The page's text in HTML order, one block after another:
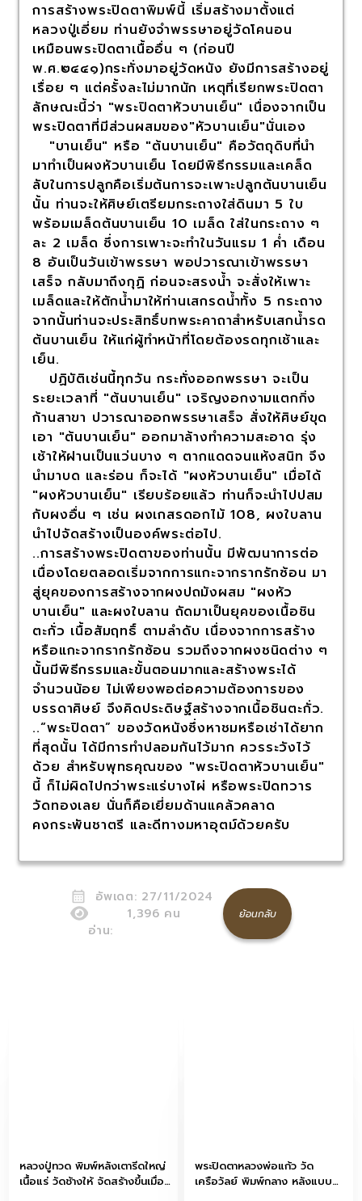
การสร้างพระปิดตาพิมพ์นี้ เริ่มสร้างมาตั้งแต่
หลวงปู่เอี่ยม ท่านยังจำพรรษาอยู่วัดโคนอน
เหมือนพระปิดตาเนื้ออื่น ๆ (ก่อนปี
พ.ศ.๒๔๔๑)กระทั่งมาอยู่วัดหนัง ยังมีการสร้างอยู่
เรื่อย ๆ แต่ครั้งละไม่มากนัก เหตุที่เรียกพระปิดตา
ลักษณะนี้ว่า "พระปิดตาหัวบานเย็น" เนื่องจากเป็น
พระปิดตาที่มีส่วนผสมของ"หัวบานเย็น"นั่นเอง
"บานเย็น" หรือ "ต้นบานเย็น" คือวัตถุดิบที่นำ
มาทำเป็นผงหัวบานเย็น โดยมีพิธีกรรมและเคล็ด
ลับในการปลูกคือเริ่มต้นการจะเพาะปลูกต้นบานเย็น
นั้น ท่านจะให้ศิษย์เตรียมกระถางใส่ดินมา 5 ใบ
พร้อมเมล็ดต้นบานเย็น 10 เมล็ด ใส่ในกระถาง ๆ
ละ 2 เมล็ด ซึ่งการเพาะจะทำในวันแรม 1 ค่ำ เดือน
8 อันเป็นวันเข้าพรรษา พอปวารณาเข้าพรรษา
เสร็จ กลับมาถึงกุฏิ ก่อนจะสรงน้ำ จะสั่งให้เพาะ
เมล็ดและให้ตักน้ำมาให้ท่านเสกรดน้ำทั้ง 5 กระถาง
จากนั้นท่านจะประสิทธิ์บทพระคาถาสำหรับเสกน้ำรด
ต้นบานเย็น ให้แก่ผู้ทำหน้าที่โดยต้องรดทุกเช้าและ
เย็น.
ปฏิบัติเช่นนี้ทุกวัน กระทั่งออกพรรษา จะเป็น
ระยะเวลาที่ "ต้นบานเย็น" เจริญงอกงามแตกกิ่ง
ก้านสาขา ปวารณาออกพรรษาเสร็จ สั่งให้ศิษย์ขุด
เอา "ต้นบานเย็น" ออกมาล้างทำความสะอาด รุ่ง
เช้าให้ฝานเป็นแว่นบาง ๆ ตากแดดจนแห้งสนิท จึง
นำมาบด และร่อน ก็จะได้ "ผงหัวบานเย็น" เมื่อได้
"ผงหัวบานเย็น" เรียบร้อยแล้ว ท่านก็จะนำไปปสม
กับผงอื่น ๆ เช่น ผงเกสรดอกไม้ 108, ผงใบลาน
นำไปจัดสร้างเป็นองค์พระต่อไป.
..การสร้างพระปิดตาของท่านนั้น มีพัฒนาการต่อ
เนื่องโดยตลอดเริ่มจากการแกะจากรากรักซ้อน มา
สู่ยุคของการสร้างจากผงปถมังผสม "ผงหัว
บานเย็น" และผงใบลาน ถัดมาเป็นยุคของเนื้อชิน
ตะกั่ว เนื้อสัมฤทธิ์ ตามลำดับ เนื่องจากการสร้าง
หรือแกะจากรากรักซ้อน รวมถึงจากผงชนิดต่าง ๆ
นั้นมีพิธีกรรมและขั้นตอนมากและสร้างพระได้
จำนวนน้อย ไม่เพียงพอต่อความต้องการของ
บรรดาศิษย์ จึงคิดประดิษฐ์สร้างจากเนื้อชินตะกั่ว.
..“พระปิดตา” ของวัดหนังซึ่งหาชมหรือเช่าได้ยาก
ที่สุดนั้น ได้มีการทำปลอมกันไว้มาก ควรระวังไว้
ด้วย สำหรับพุทธคุณของ "พระปิดตาหัวบานเย็น"
นี้ ก็ไม่ผิดไปกว่าพระแร่บางไผ่ หรือพระปิดทวาร
วัดทองเลย นั่นก็คือเยี่ยมด้านแคล้วคลาด
คงกระพันชาตรี และดีทางมหาอุตม์ด้วยครับ
อัพเดต: 27/11/2024
อ่าน:
1,396 คน ย้อนกลับ
หลวงปู่ทวด พิมพ์หลังเตารีดใหญ่
เนื้อแร่ วัดช้างให้ จัดสร้างขึ้นเมื่อ
พระปิดตาหลวงพ่อแก้ว วัด
เครือวัลย์ พิมพ์กลาง หลังแบบ